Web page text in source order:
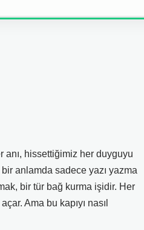
anı, hissettiğimiz her duyguyu
anlamda sadece yazı yazma
bir tür bağ kurma işidir. Her
Ama bu kapıyı nasıl